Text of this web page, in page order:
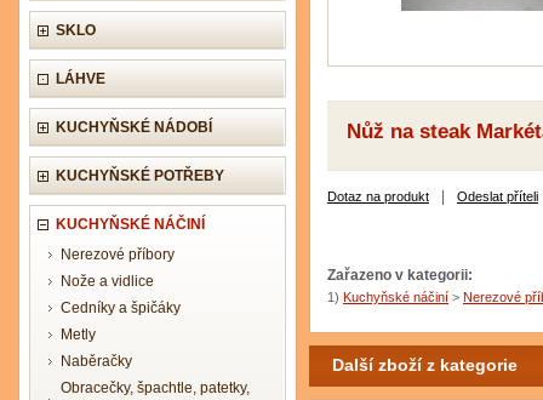
SKLO
LÁHVE
KUCHYŇSKÉ NÁDOBÍ
KUCHYŇSKÉ POTŘEBY
KUCHYŇSKÉ NÁČINÍ
Nerezové příbory
Nože a vidlice
Cedníky a špičáky
Metly
Naběračky
Obracečky, špachtle, patetky,
Nůž na steak
Dotaz na produkt Odeslat příteli
Zařazeno v kategorii:
1) Kuchyňské náčiní > Nerezové
Další zboží z kategorie